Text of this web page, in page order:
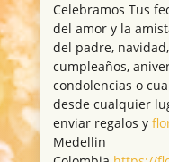
Celebramos Tus
del amor y la
del padre,
cumpleaños,
condolencias o
desde cualquier
enviar regalos y
Medellin